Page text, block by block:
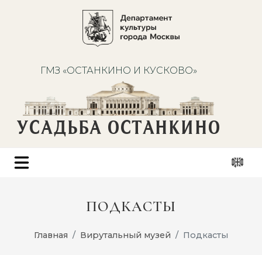
ГМЗ «ОСТАНКИНО И КУСКОВО»
УСАДЬБА ОСТАНКИНО
ПОДКАСТЫ
Главная Вирутальный музей Подкасты